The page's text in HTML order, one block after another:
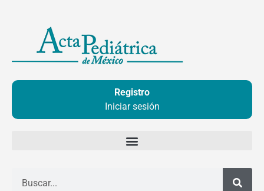
contenido
Registro
Iniciar sesión